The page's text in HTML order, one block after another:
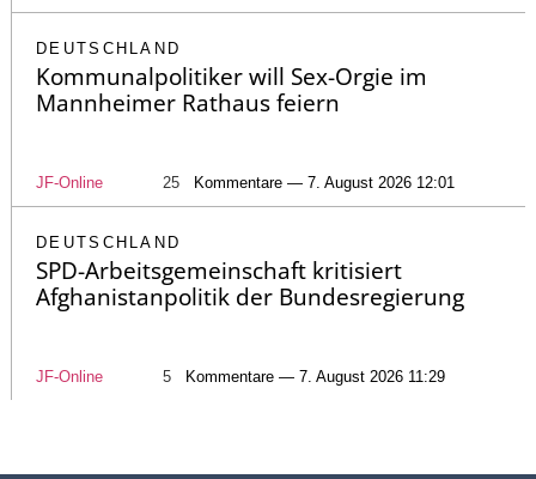
DEUTSCHLAND
Kommunalpolitiker will Sex-Orgie im
Mannheimer Rathaus feiern
JF-Online 25 Kommentare — 7. August 2026 12:01
DEUTSCHLAND
SPD-Arbeitsgemeinschaft kritisiert
Afghanistanpolitik der Bundesregierung
JF-Online 5 Kommentare — 7. August 2026 11:29